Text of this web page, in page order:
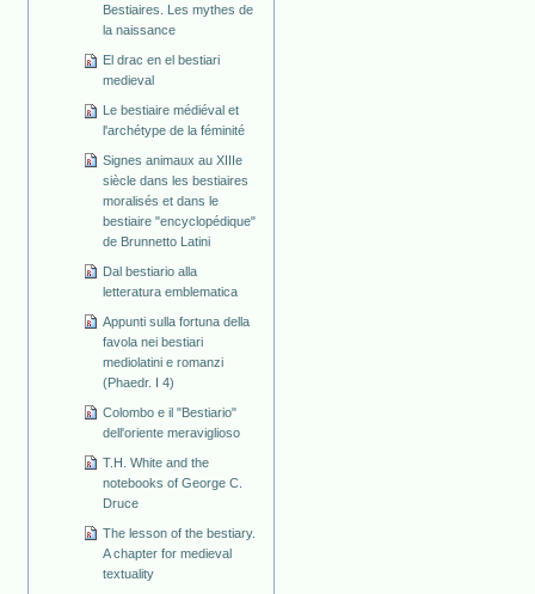
Bestiaires. Les mythes de
la naissance
El drac en el bestiari
medieval
Le bestiaire médiéval et
l'archétype de la féminité
Signes animaux au XIIIe
siècle dans les bestiaires
moralisés et dans le
bestiaire "encyclopédique"
de Brunnetto Latini
Dal bestiario alla
letteratura emblematica
Appunti sulla fortuna della
favola nei bestiari
mediolatini e romanzi
(Phaedr. I 4)
Colombo e il "Bestiario"
dell'oriente meraviglioso
T.H. White and the
notebooks of George C.
Druce
The lesson of the bestiary.
A chapter for medieval
textuality